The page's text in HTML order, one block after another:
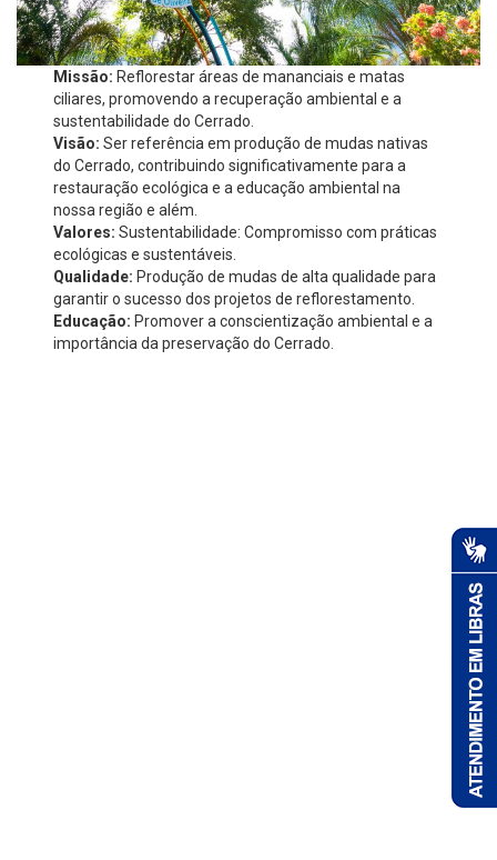
Missão: Reflorestar áreas de mananciais e matas
ciliares, promovendo a recuperação ambiental e a
sustentabilidade do Cerrado.
Visão:Ser referência em produção de mudas nativas
do Cerrado, contribuindo significativamente para a
restauração ecológica e a educação ambiental na
nossa região e além.
Valores: Sustentabilidade: Compromisso com práticas
ecológicas e sustentáveis.
Qualidade: Produção de mudas de alta qualidade para
garantir o sucesso dos projetos de reflorestamento.
Educação: Promover a conscientização ambiental e a
importância da preservação do Cerrado.